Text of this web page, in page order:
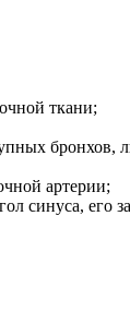
ткани;
бронхов,
артерии;
синуса, его